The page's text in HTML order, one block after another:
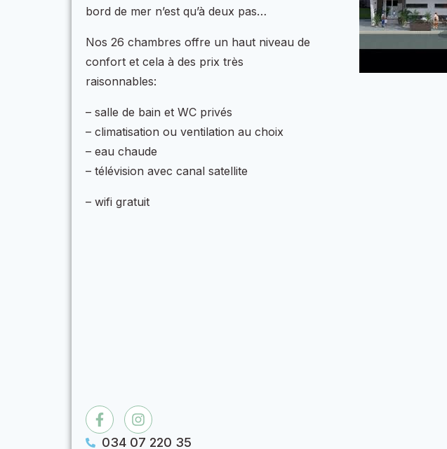
bord de mer n’est qu’à deux pas…
Nos 26 chambres offre un haut niveau de
confort et cela à des prix très
raisonnables:
– salle de bain et WC privés
– climatisation ou ventilation au choix
– eau chaude
– télévision avec canal satellite
– wifi gratuit
034 07 220 35